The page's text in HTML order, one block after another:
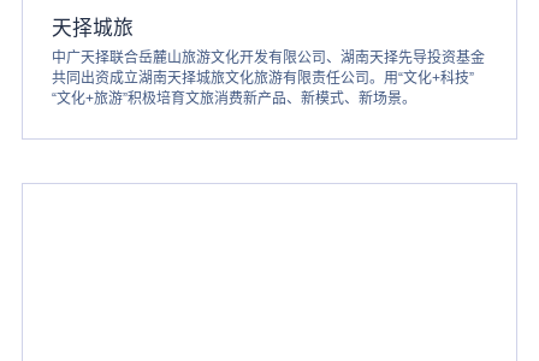
天择城旅
中广天择联合岳麓山旅游文化开发有限公司、湖南天择先导投资基金
共同出资成立湖南天择城旅文化旅游有限责任公司。用“文化+科技”
“文化+旅游”积极培育文旅消费新产品、新模式、新场景。